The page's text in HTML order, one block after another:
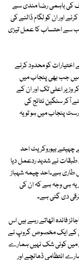
کی باہمی رضا مندی سے
اور ان کو لگام ڈالنے کی
سے احتساب کا عمل تیزی
کو محدود کرنے
میں جب بھی پنجاب میں
وزیر اعلی تک اور ان کے
آکر سنگین نتائج کی
پنجاب میں ہو تو یہ
بیوروکریٹ احد
نے شدید ردعمل دیا
طاری ہے۔احد چیمہ شہباز
ہی وجہ ہے کہ ان کی
فائدہ اٹھاتے رہے ہیں اس
کے ایک مخصوص گروپ نے
کوئی شک نہیں ہمارے
انتظامی ڈھانچے اور